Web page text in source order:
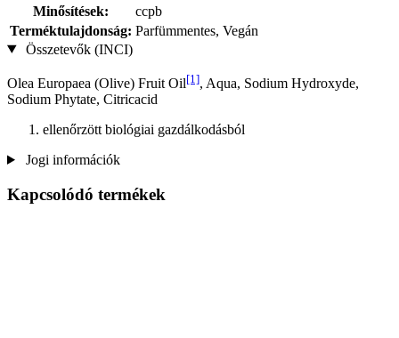
Minősítések:
ccpb
Terméktulajdonság: Parfümmentes, Vegán
Összetevők (INCI)
Olea Europaea (Olive) Fruit Oil[1], Aqua, Sodium Hydroxyde,
Sodium Phytate, Citricacid
ellenőrzött biológiai gazdálkodásból
Jogi információk
Kapcsolódó termékek